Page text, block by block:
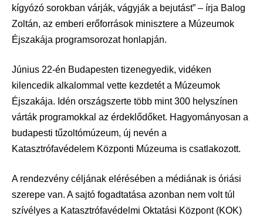
kígyózó sorokban várják, vágyják a bejutást” – írja Balog
Zoltán, az emberi erőforrások minisztere a Múzeumok
Éjszakája programsorozat honlapján.
Június 22-én Budapesten tizenegyedik, vidéken
kilencedik alkalommal vette kezdetét a Múzeumok
Éjszakája. Idén országszerte több mint 300 helyszínen
várták programokkal az érdeklődőket. Hagyományosan a
budapesti tűzoltómúzeum, új nevén a
Katasztrófavédelem Központi Múzeuma is csatlakozott.
A rendezvény céljának elérésében a médiának is óriási
szerepe van. A sajtó fogadtatása azonban nem volt túl
szívélyes a Katasztrófavédelmi Oktatási Központ (KOK)